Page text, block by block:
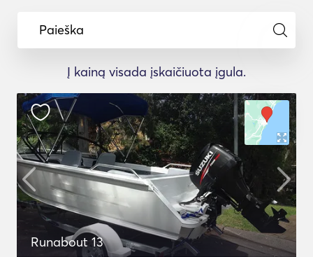
Paieška
Į kainą visada įskaičiuota įgula.
Runabout 13